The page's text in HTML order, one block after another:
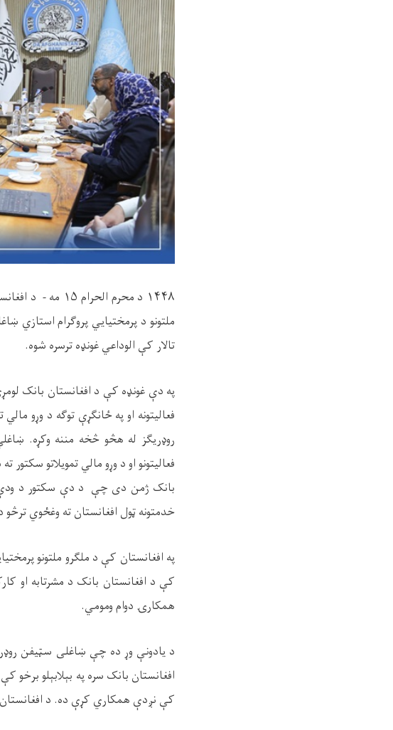
۱۴۴۸
د محرم الحرام
ملتونو د پرمختیايي پروګرام استازي
تالار کې الوداعي غونډه ترسره شوه.
په دې غونډه کې د افغانستان بانک
فعالیتونه او په ځانګړې توګه د وړو
روډریګز له هڅو څخه مننه وکړه.
فعالیتونو او د وړو مالي تمویلاتو
بانک ژمن دی چې د دې سکتور د ودې
خدمتونه ټول افغانستان ته وغځوي
په افغانستان کې د ملګرو ملتونو
کې د افغانستان بانک د مشرتابه او
همکارۍ دوام ومومي.
د یادونې وړ ده چې ښاغلی سټیفن
افغانستان بانک سره په بېلابېلو برخو
کې نږدې همکاري کړې ده. د